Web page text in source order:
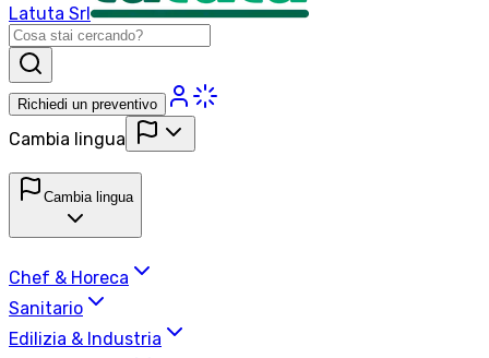
Latuta Srl
Richiedi un preventivo
Cambia lingua
Cambia lingua
Chef & Horeca
Sanitario
Edilizia & Industria